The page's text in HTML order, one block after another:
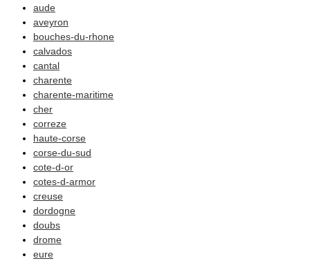
Généalogie à l'étranger
aude
aveyron
bouches-du-rhone
calvados
cantal
charente
charente-maritime
cher
correze
haute-corse
corse-du-sud
cote-d-or
cotes-d-armor
creuse
dordogne
doubs
drome
eure